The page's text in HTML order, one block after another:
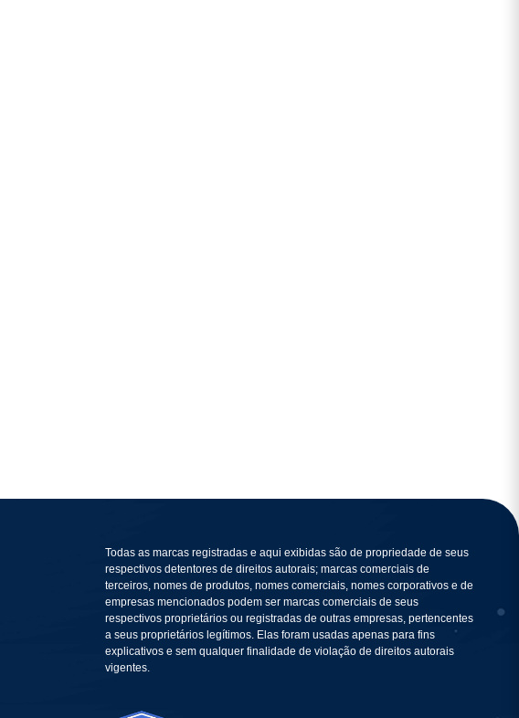
Todas as marcas registradas e aqui exibidas são de propriedade de seus
respectivos detentores de direitos autorais; marcas comerciais de
terceiros, nomes de produtos, nomes comerciais, nomes corporativos e de
empresas mencionados podem ser marcas comerciais de seus
respectivos proprietários ou registradas de outras empresas, pertencentes
a seus proprietários legítimos. Elas foram usadas apenas para fins
explicativos e sem qualquer finalidade de violação de direitos autorais
vigentes.